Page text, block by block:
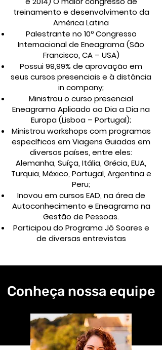
treinamento e desenvolvimento da
América Latina
Palestrante no 10º Congresso
Internacional de Eneagrama (São
Francisco, CA – USA)
Possui 99,99% de aprovação em
seus cursos presenciais e à distância
in company;
Ministrou o curso presencial
Eneagrama Aplicado ao Dia a Dia na
Europa (Lisboa – Portugal);
Ministrou workshops com programas
específicos em Viagens Guiadas em
diversos países, entre eles:
Alemanha, Suíça, Itália, Grécia, EUA,
Turquia, México, Portugal, Argentina e
Peru;
Inovou em cursos EAD, na área de
Autoconhecimento e Eneagrama na
Gestão de Pessoas.
Participou do Programa Jô Soares e
de diversas entrevistas
Conheça nossa equipe